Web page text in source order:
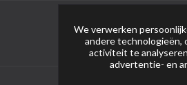
We verwerken
andere technologieën,
activiteit te
advertentie- en